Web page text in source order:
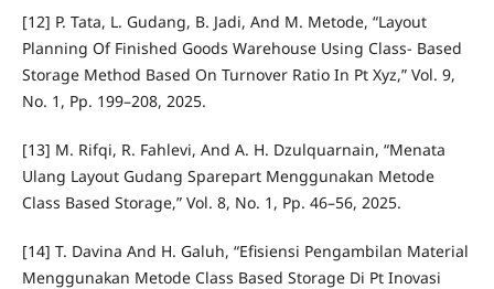
[12] P. Tata, L. Gudang, B. Jadi, And M. Metode, “Layout
Planning Of Finished Goods Warehouse Using Class- Based
Storage Method Based On Turnover Ratio In Pt Xyz,” Vol. 9,
No. 1, Pp. 199–208, 2025.
[13] M. Rifqi, R. Fahlevi, And A. H. Dzulquarnain, “Menata
Ulang Layout Gudang Sparepart Menggunakan Metode
Class Based Storage,” Vol. 8, No. 1, Pp. 46–56, 2025.
[14] T. Davina And H. Galuh, “Efisiensi Pengambilan Material
Menggunakan Metode Class Based Storage Di Pt Inovasi